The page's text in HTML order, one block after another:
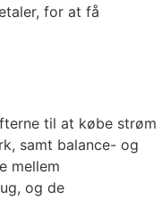
for at få
til at købe strøm
samt balance- og
mellem
og de